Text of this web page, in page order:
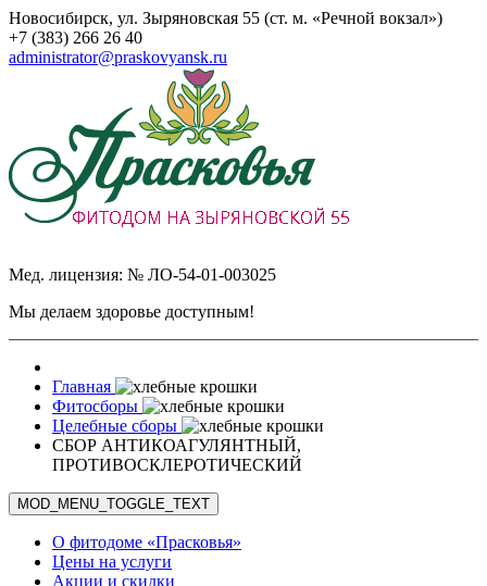
Новосибирск, ул. Зыряновская 55 (ст. м. «Речной вокзал»)
+7 (383) 266 26 40
administrator@praskovyansk.ru
Мед. лицензия: № ЛО-54-01-003025
Мы делаем здоровье доступным!
Главная
Фитосборы
Целебные сборы
СБОР АНТИКОАГУЛЯНТНЫЙ,
ПРОТИВОСКЛЕРОТИЧЕСКИЙ
MOD_MENU_TOGGLE_TEXT
О фитодоме «Прасковья»
Цены на услуги
Акции и скидки